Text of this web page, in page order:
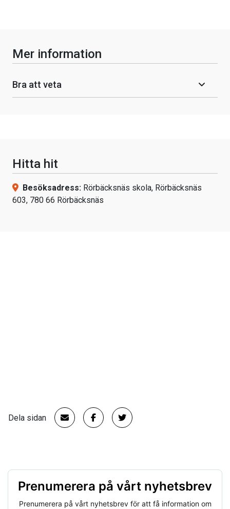
Mer information
Bra att veta
Hitta hit
Besöksadress: Rörbäcksnäs skola, Rörbäcksnäs
603, 780 66 Rörbäcksnäs
Dela sidan
Prenumerera på vårt nyhetsbrev
Prenumerera på vårt nyhetsbrev för att få information om